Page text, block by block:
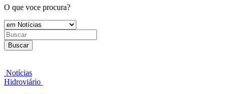
O que voce procura?
Buscar
Notícias
Hidroviário